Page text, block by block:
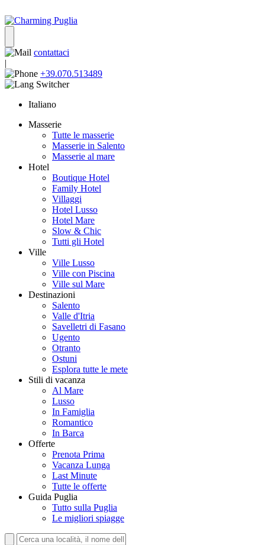
contattaci
|
+39.070.513489
Italiano
Masserie
Tutte le masserie
Masserie in Salento
Masserie al mare
Hotel
Boutique Hotel
Family Hotel
Villaggi
Hotel Lusso
Hotel Mare
Slow & Chic
Tutti gli Hotel
Ville
Ville Lusso
Ville con Piscina
Ville sul Mare
Destinazioni
Salento
Valle d'Itria
Savelletri di Fasano
Ugento
Otranto
Ostuni
Esplora tutte le mete
Stili di vacanza
Al Mare
Lusso
In Famiglia
Romantico
In Barca
Offerte
Prenota Prima
Vacanza Lunga
Last Minute
Tutte le offerte
Guida Puglia
Tutto sulla Puglia
Le migliori spiagge